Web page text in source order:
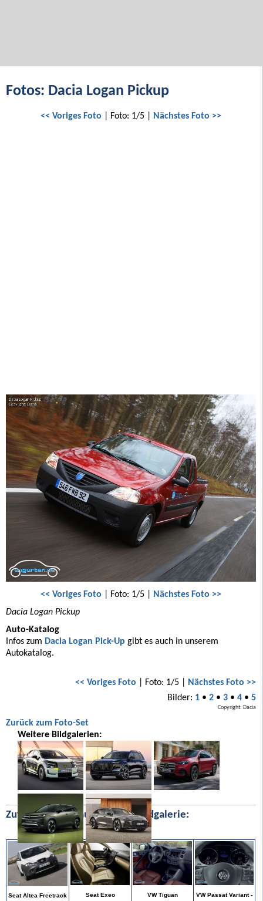
Fotos: Dacia Logan Pickup
<< Voriges Foto | Foto: 1/5 | Nächstes Foto >>
<< Voriges Foto | Foto: 1/5 | Nächstes Foto >>
Dacia Logan Pickup
Auto-Katalog
Infos zum Dacia Logan Pick-Up gibt es auch in unserem
Autokatalog.
<< Voriges Foto | Foto: 1/5 | Nächstes Foto >>
Bilder: 1• 2• 3• 4• 5
Copyright: Dacia
Zurück zum Foto-Set
Weitere Bildgalerien:
Zufällige Bilder aus unserer Bildgalerie:
Seat Altea Freetrack Seat Exeo VW Tiguan
VW Passat Variant -